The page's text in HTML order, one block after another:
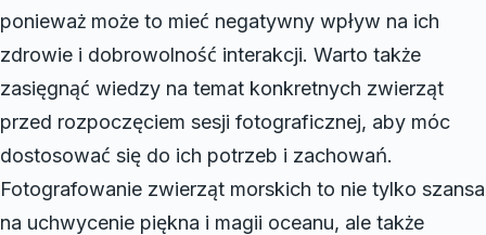
ponieważ może to mieć negatywny wpływ na ich
zdrowie i dobrowolność interakcji. Warto także
zasięgnąć wiedzy na temat konkretnych zwierząt
przed rozpoczęciem sesji fotograficznej, aby móc
dostosować się do ich potrzeb i zachowań.
Fotografowanie zwierząt morskich to nie tylko szansa
na uchwycenie piękna i magii oceanu, ale także